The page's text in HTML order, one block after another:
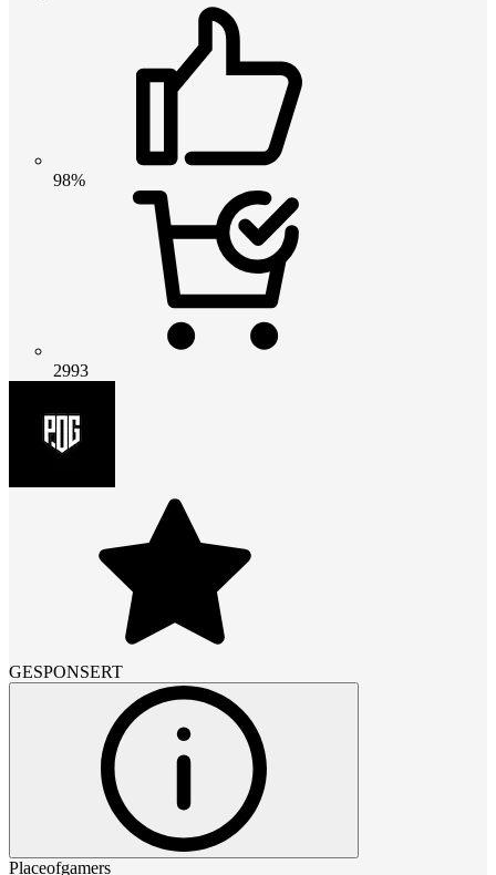
98%
2993
GESPONSERT
Placeofgamers